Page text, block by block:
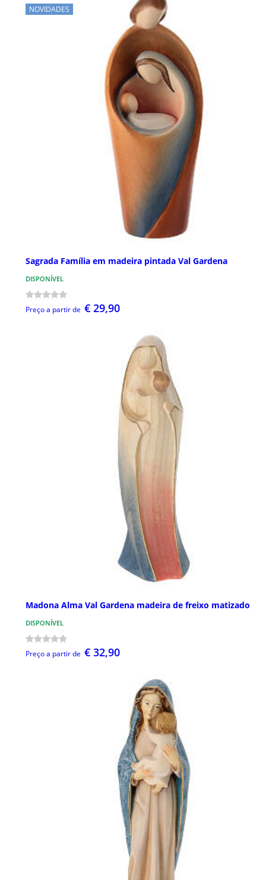
NOVIDADES
Sagrada Família em madeira pintada Val Gardena
DISPONÍVEL
Preço a partir de € 29,90
Madona Alma Val Gardena madeira de freixo matizado
DISPONÍVEL
Preço a partir de € 32,90